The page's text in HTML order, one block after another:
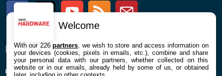
FacebookTwitter Youtube RSS Newsletter
ENTREPRISE
Confidentialité et Cookies
À PROPOS
Contact
Welcome
With our 226partners , we wish to store and access information on
your devices (cookies, pixels in emails, etc.), combine and share
your personal data with our partners, whether collected on this
website or in our emails, already held by some of us, or obtained
later, including in other contexts.